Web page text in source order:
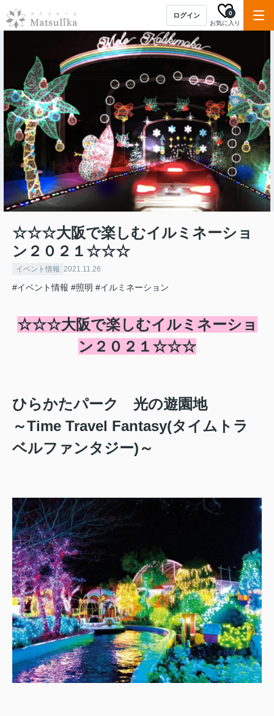
ログイン
お気に入り
0
☆☆☆大阪で楽しむイルミネーショ
ン２０２１☆☆☆
イベント情報 2021.11.26
#イベント情報 #照明 #イルミネーション
☆☆☆大阪で楽しむイルミネーショ
ン２０２１☆☆☆
ひらかたパーク 光の遊園地
～Time Travel Fantasy(タイムトラ
ベルファンタジー)～